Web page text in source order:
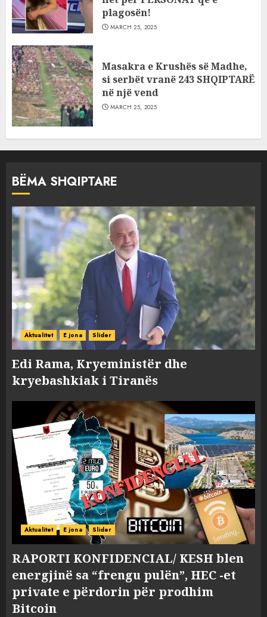
plagosën!
MARCH 25, 2025
Masakra e Krushës së Madhe,
si serbët vranë 243 SHQIPTARË
në një vend
MARCH 25, 2025
BËMA SHQIPTARE
Aktualitet E jona Slider
Edi Rama, Kryeministër dhe
kryebashkiak i Tiranës
Aktualitet E jona Slider
RAPORTI KONFIDENCIAL/ KESH blen
energjinë sa “frengu pulën”, HEC -et
private e përdorin për prodhim
Bitcoin